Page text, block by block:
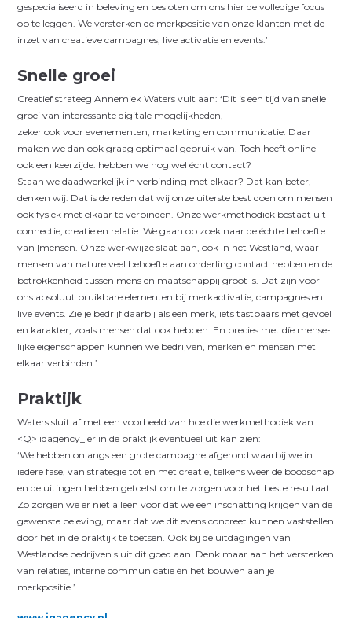
gespecialiseerd in beleving en besloten om ons hier de volledige focus
op te leggen. We ver­sterken de merkpositie van onze klanten met de
inzet van creatieve campagnes, live activatie en events.’
Snelle groei
Creatief strateeg Annemiek Waters vult aan: ‘Dit is een tijd van snelle
groei van interessante digitale mogelijkheden,
zeker ook voor evenementen, marketing en communicatie. Daar
maken we dan ook graag optimaal gebruik van. Toch heeft online
ook een keerzijde: hebben we nog wel écht contact?
Staan we daadwerkelijk in verbinding met elkaar? Dat kan beter,
denken wij. Dat is de reden dat wij onze uiterste best doen om mensen
ook fysiek met elkaar te verbinden. Onze werkmethodiek bestaat uit
connectie, creatie en relatie. We gaan op zoek naar de échte behoefte
van |mensen. Onze werkwijze slaat aan, ook in het Westland, waar
mensen van nature veel behoefte aan onderling contact hebben en de
betrokkenheid tussen mens en maatschappij groot is. Dat zijn voor
ons absoluut bruikbare elementen bij merkactivatie, campagnes en
live events. Zie je bedrijf daarbij als een merk, iets tastbaars met gevoel
en karakter, zoals mensen dat ook hebben. En precies met díe mense­
lijke eigenschappen kunnen we bedrijven, merken en mensen met
elkaar verbinden.’
Praktijk
Waters sluit af met een voorbeeld van hoe die werkmethodiek van
<Q> iqagency_ er in de praktijk eventueel uit kan zien:
‘We hebben onlangs een grote campagne afgerond waarbij we in
iedere fase, van strategie tot en met creatie, telkens weer de boodschap
en de uitingen hebben getoetst om te zorgen voor het beste resultaat.
Zo zorgen we er niet alleen voor dat we een inschatting krijgen van de
gewenste beleving, maar dat we dit evens concreet kunnen vaststellen
door het in de praktijk te toetsen. Ook bij de uitdagingen van
Westlandse bedrijven sluit dit goed aan. Denk maar aan het versterken
van relaties, interne communicatie én het bouwen aan je
merkpositie.’